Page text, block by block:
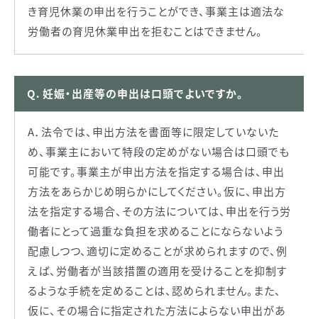
き育児休業の申出を行うことができ、事業主は適法な
労働者の育児休業申出を拒むことはできません。
Q．妊娠・出産等の申出は口頭でよいですか。
A．法令では、申出方法を書面等に限定していないた
め、事業主において特段の定めがない場合は口頭でも
可能です。事業主が申出方法を指定する場合は、申出
方法をあらかじめ明らかにしてください。仮に、申出方
法を指定する場合、その方法については、申出を行う労
働者にとって過重な負担を求めることにならないよう
配慮しつつ、適切に定めることが求められますので、例
えば、労働者が当該措置の適用を受けることを抑制す
るような手続を定めることは、認められません。また、
仮に、その場合に指定された方法によらない申出があ